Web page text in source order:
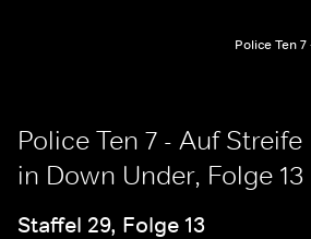
Police Ten
Police Ten 7 - Auf Streife
in Down Under, Folge 13
Staffel 29, Folge 13